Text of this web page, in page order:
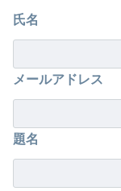
氏名
メールアドレス
題名